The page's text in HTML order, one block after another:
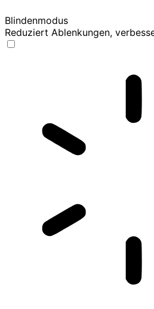
Blindenmodus
Reduziert Ablenkungen,